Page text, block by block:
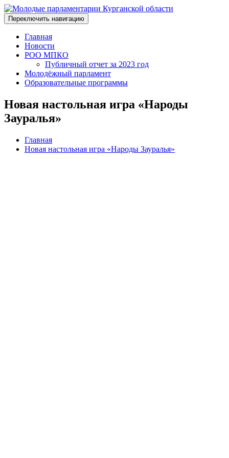
Переключить навигацию
Главная
Новости
РОО МПКО
Публичный отчет за 2023 год
Молодёжный парламент
Образовательные программы
Новая настольная игра «Народы
Зауралья»
Главная
Новая настольная игра «Народы Зауралья»